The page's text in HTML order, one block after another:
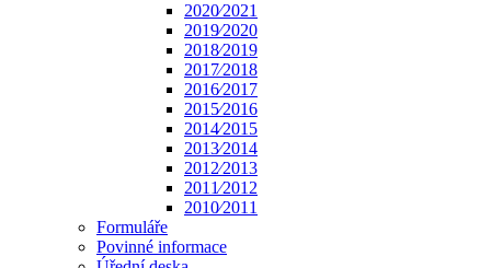
2020⁄2021
2019⁄2020
2018⁄2019
2017⁄2018
2016⁄2017
2015⁄2016
2014⁄2015
2013⁄2014
2012⁄2013
2011⁄2012
2010⁄2011
Formuláře
Povinné informace